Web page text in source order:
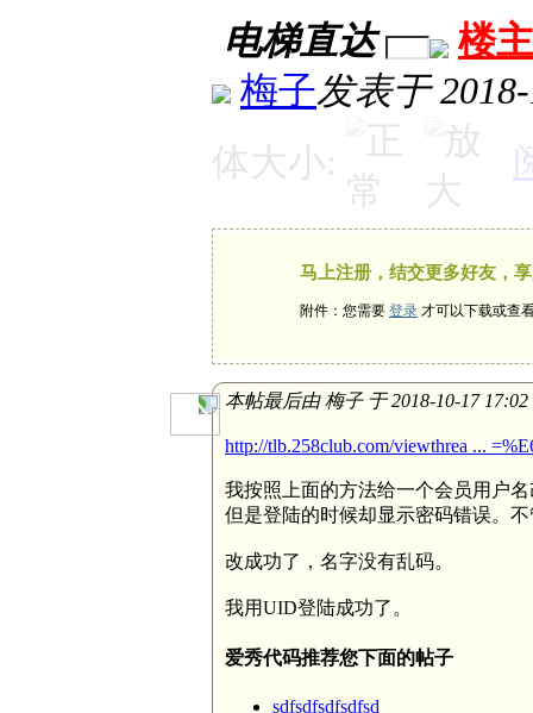
电梯直达
楼主
梅子发表于
体大小:
马上注册，结交更多好友，
附件：您需要 登录 才可以下载或查
本帖最后由 梅子 于 2018-10-17
http://tlb.258club.com/viewthrea ...
我按照上面的方法给一个会员用户
但是登陆的时候却显示密码错误。
改成功了，名字没有乱码。
我用UID登陆成功了。
爱秀代码推荐您下面的帖子
sdfsdfsdfsdfsd